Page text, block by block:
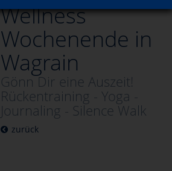
Wellness
Wochenende in
Wagrain
Gönn Dir eine Auszeit!
Rückentraining - Yoga -
Journaling - Silence Walk
zurück